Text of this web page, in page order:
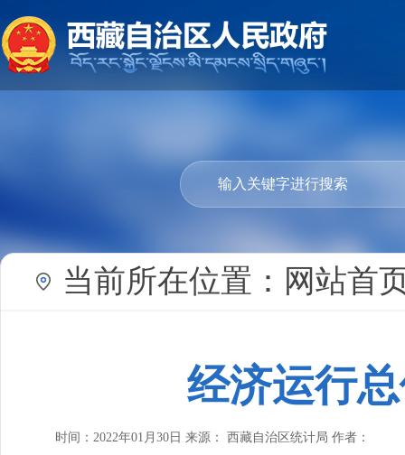
当前所在位置： 网站首
经济运行
时间：2022年01月30日 来源： 西藏自治区统计局 作者：